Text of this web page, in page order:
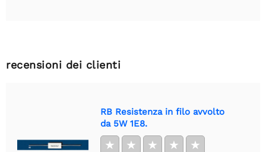
recensioni dei clienti
RB Resistenza in filo avvolto
da 5W 1E8.
★ ★ ★ ★ ★